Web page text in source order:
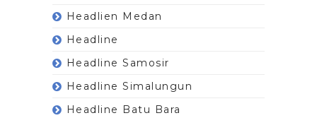
Headlien Medan
Headline
Headline Samosir
Headline Simalungun
Headline Batu Bara